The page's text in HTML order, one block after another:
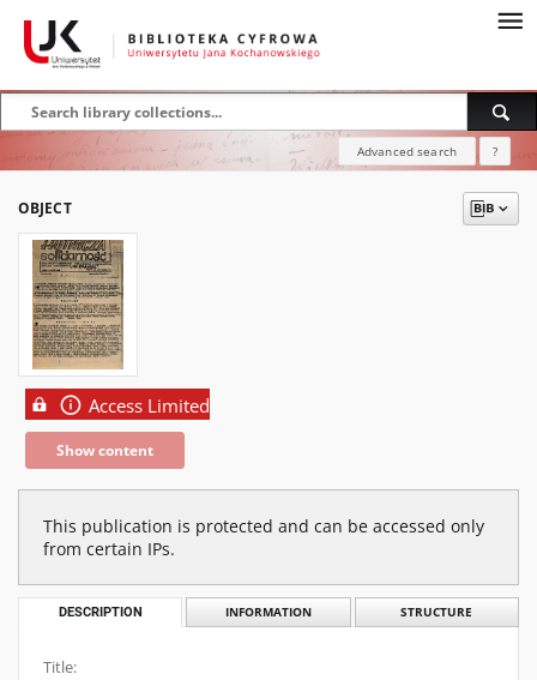
Advanced search ?
OBJECT
Access Limited
Show content
This publication is protected and can be accessed only
from certain IPs.
DESCRIPTION INFORMATION STRUCTURE
Title: